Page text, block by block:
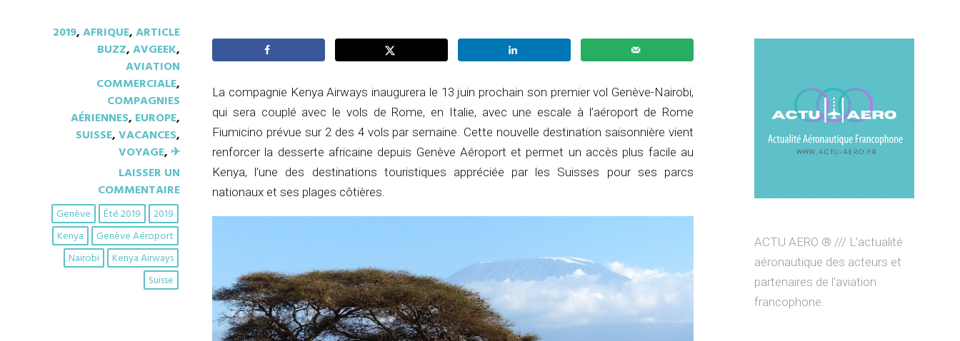
2019,AFRIQUE,ARTICLE
BUZZ,AVGEEK,
AVIATION
COMMERCIALE,
COMPAGNIES
AÉRIENNES, EUROPE,
SUISSE,VACANCES,
VOYAGE, ✈︎
LAISSER UN
COMMENTAIRE
2019
Été 2019
Genève
Genève Aéroport
Kenya
Kenya Airways
Nairobi
Suisse
La compagnie Kenya Airways inaugurera le 13 juin prochain son premier vol Genève-Nairobi,
qui sera couplé avec le vols de Rome, en Italie, avec une escale à l’aéroport de Rome
Fiumicino prévue sur 2 des 4 vols par semaine. Cette nouvelle destination saisonnière vient
renforcer la desserte africaine depuis Genève Aéroport et permet un accès plus facile au
Kenya, l’une des destinations touristiques appréciée par les Suisses pour ses parcs
nationaux et ses plages côtières.
ACTU AERO ® /// L’actualité
aéronautique des acteurs et
partenaires de l’aviation
francophone.